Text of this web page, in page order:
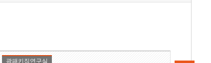
기획본부
광패키징연구실